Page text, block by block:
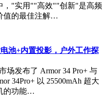
，"实用""高效""创新"是高频
值的最佳注解…
池+内置投影，户外工作探
场发布了 Armor 34 Pro+ 与
34Pro+ 以 25500mAh 超大
的功能…